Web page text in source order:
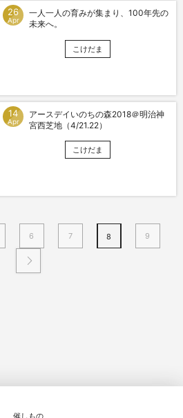
26
Apr
一人一人の育みが集まり、100年先の
未来へ。
こけだま
14
Apr
アースデイいのちの森2018＠明治神
宮西芝地（4/21.22）
こけだま
6 7 8 9
催しもの